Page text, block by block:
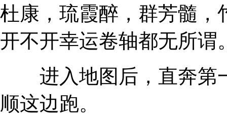
杜康，琉霞醉，群芳髓，
开不开幸运卷轴都无所谓
进入地图后，直奔第
顺这边跑。